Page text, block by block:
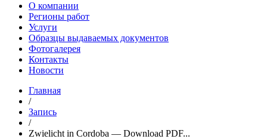
О компании
Регионы работ
Услуги
Образцы выдаваемых документов
Фотогалерея
Контакты
Новости
Главная
/
Запись
/
Zwielicht in Cordoba — Download PDF...